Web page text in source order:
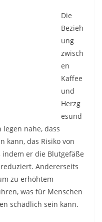
Die
Bezieh
ung
zwisch
en
Kaffee
und
Herzg
esund
nahe, dass
kann, das Risiko von
er die Blutgefäße
reduziert. Andererseits
zu erhöhtem
was für Menschen
schädlich sein kann.